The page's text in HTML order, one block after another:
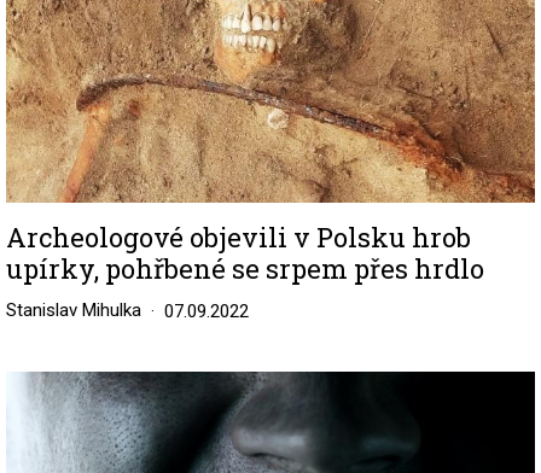
Archeologové objevili v Polsku hrob
upírky, pohřbené se srpem přes hrdlo
Stanislav Mihulka 07.09.2022
Image